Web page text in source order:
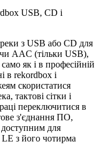
USB, CD і
з USB або CD для
AAC (тільки USB),
як і в професійній
в rekordbox і
скористатися
тактові сітки і
переключитися в
з'єднання ПО,
для
з його чотирма